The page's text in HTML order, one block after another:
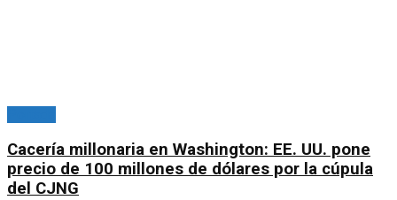
Cacería millonaria en Washington: EE. UU. pone
precio de 100 millones de dólares por la cúpula
del CJNG